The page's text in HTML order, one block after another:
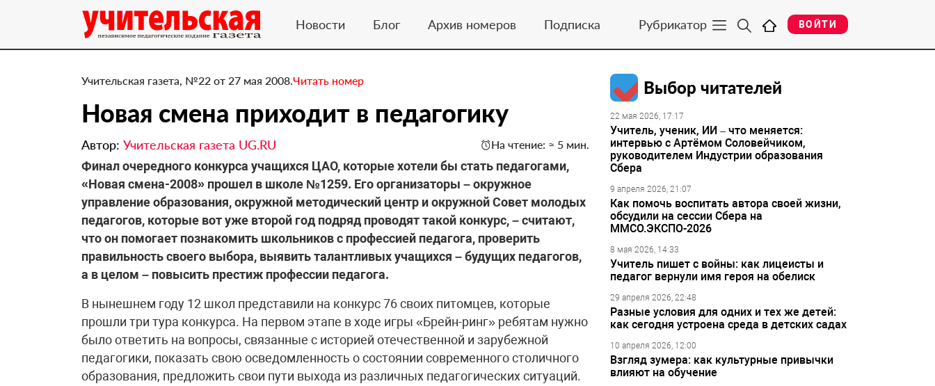
Новости Блог Архив номеров Подписка Рубрикатор ВОЙТИ
Учительская газета, №22 от 27 мая 2008.Читать номер
Новая смена приходит в педагогику
Автор: Учительская газета UG.RU На чтение: ≈ 5 мин.
Финал очередного конкурса учащихся ЦАО, которые хотели бы стать педагогами,
«Новая смена-2008» прошел в школе №1259. Его организаторы – окружное
управление образования, окружной методический центр и окружной Совет молодых
педагогов, которые вот уже второй год подряд проводят такой конкурс, – считают,
что он помогает познакомить школьников с профессией педагога, проверить
правильность своего выбора, выявить талантливых учащихся – будущих педагогов,
а в целом – повысить престиж профессии педагога.
В нынешнем году 12 школ представили на конкурс 76 своих питомцев, которые
прошли три тура конкурса. На первом этапе в ходе игры «Брейн-ринг» ребятам нужно
было ответить на вопросы, связанные с историей отечественной и зарубежной
педагогики, показать свою осведомленность о состоянии современного столичного
образования, предложить свои пути выхода из различных педагогических ситуаций.
Выбор читателей
22 мая 2026, 17:17
Учитель, ученик, ИИ – что меняется:
интервью с Артёмом Соловейчиком,
руководителем Индустрии образования
Сбера
9 апреля 2026, 21:07
Как помочь воспитать автора своей жизни,
обсудили на сессии Сбера на
ММСО.ЭКСПО-2026
8 мая 2026, 14:33
Учитель пишет с войны: как лицеисты и
педагог вернули имя героя на обелиск
29 апреля 2026, 22:48
Разные условия для одних и тех же детей:
как сегодня устроена среда в детских садах
10 апреля 2026, 12:00
Взгляд зумера: как культурные привычки
влияют на обучение